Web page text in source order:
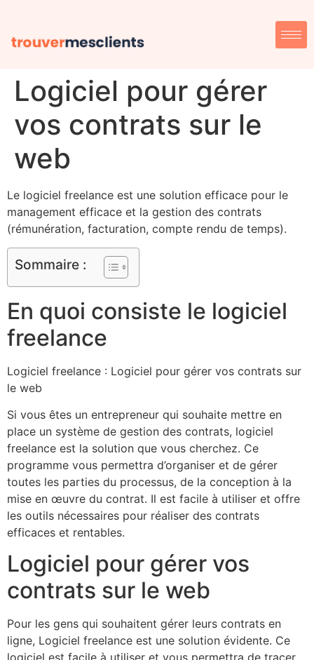
Logiciel pour gérer
vos contrats sur le
web
Le logiciel freelance est une solution efficace pour le
management efficace et la gestion des contrats
(rémunération, facturation, compte rendu de temps).
Sommaire :
En quoi consiste le logiciel
freelance
Logiciel freelance : Logiciel pour gérer vos contrats sur
le web
Si vous êtes un entrepreneur qui souhaite mettre en
place un système de gestion des contrats, logiciel
freelance est la solution que vous cherchez. Ce
programme vous permettra d’organiser et de gérer
toutes les parties du processus, de la conception à la
mise en œuvre du contrat. Il est facile à utiliser et offre
les outils nécessaires pour réaliser des contrats
efficaces et rentables.
Logiciel pour gérer vos
contrats sur le web
Pour les gens qui souhaitent gérer leurs contrats en
ligne, Logiciel freelance est une solution évidente. Ce